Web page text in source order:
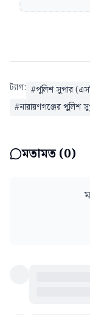
ট্যাগ: #পুলিশ সুপার
#নারায়ণগঞ্জের পুলিশ
মতামত (0)